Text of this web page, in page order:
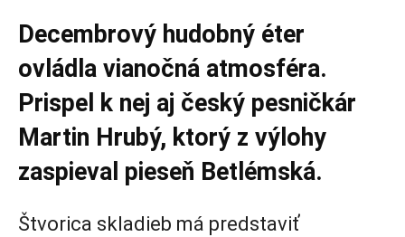
Decembrový hudobný éter
ovládla vianočná atmosféra.
Prispel k nej aj český pesničkár
Martin Hrubý, ktorý z výlohy
zaspieval pieseň Betlémská.
Štvorica skladieb má predstaviť